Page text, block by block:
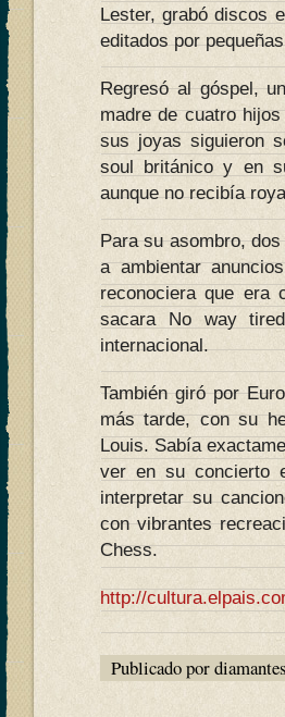
Lester, grabó discos
editados por
Regresó al góspel,
madre de cuatro
sus joyas siguieron
soul británico y en
aunque no recibía
Para su asombro,
a ambientar
reconociera que era
sacara No way
internacional.
También giró por
más tarde, con su
Louis. Sabía
ver en su concierto
interpretar su
con vibrantes
Chess.
http://
Publicado por